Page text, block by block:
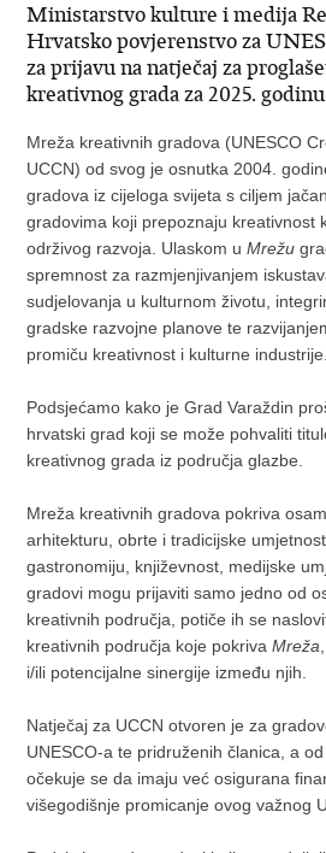
Ministarstvo kulture i medija
Hrvatsko povjerenstvo za
za prijavu na natječaj za
kreativnog grada za 2025.
Mreža kreativnih gradova (UNESCO
UCCN) od svog je osnutka 2004.
gradova iz cijeloga svijeta s ciljem
gradovima koji prepoznaju kreativnost
održivog razvoja. Ulaskom uMrežu
spremnost za razmjenjivanjem
sudjelovanja u kulturnom životu,
gradske razvojne planove te
promiču kreativnost i kulturne industrije.
Podsjećamo kako je Grad Varaždin
hrvatski grad koji se može pohvaliti
kreativnog grada iz područja glazbe.
Mreža kreativnih gradova pokriva
arhitekturu, obrte i tradicijske
gastronomiju, književnost, medijske
gradovi mogu prijaviti samo jedno od
kreativnih područja, potiče ih se
kreativnih područja koje pokrivaMreža
i/ili potencijalne sinergije između njih.
Natječaj za UCCN otvoren je za
UNESCO-a te pridruženih članica, a
očekuje se da imaju već osigurana
višegodišnje promicanje ovog važnog